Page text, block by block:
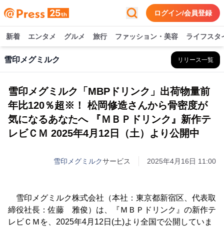
ログイン/会員登録
新着 エンタメ グルメ 旅行 ファッション・美容 ライフスタ
雪印メグミルク リリース一覧
雪印メグミルク「MBPドリンク」出荷物量前
年比120％超※！ 松岡修造さんから骨密度が
気になるあなたへ 『ＭＢＰドリンク』新作テ
レビＣＭ 2025年4月12日（土）より公開中
雪印メグミルクサービス 2025年4月16日 11:00
雪印メグミルク株式会社（本社：東京都新宿区、代表取
締役社長：佐藤 雅俊）は、『ＭＢＰドリンク』の新作テ
レビＣＭを、2025年4月12日(土)より全国で公開していま